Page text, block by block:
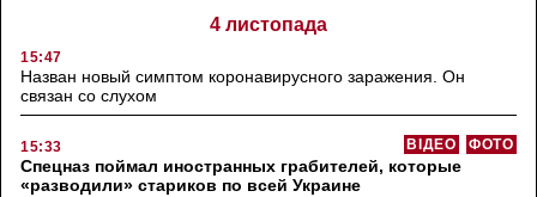
4 листопада
15:47
Назван новый симптом коронавирусного заражения. Он
связан со слухом
15:33 ФОТО
ВІДЕО
Спецназ поймал иностранных грабителей, которые
«разводили» стариков по всей Украине